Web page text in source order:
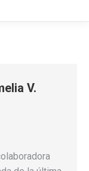
V.